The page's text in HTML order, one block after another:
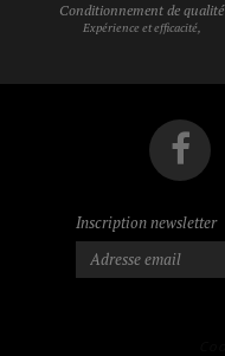
Conditionnement de qualité
Expérience et efficacité,
Inscription newsletter